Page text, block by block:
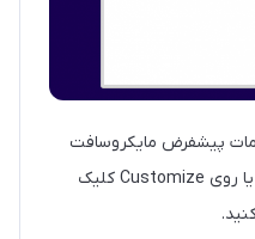
پیشفرض مایکروسافت
Express Settings استفاده کنید یا روی Customize کلیک